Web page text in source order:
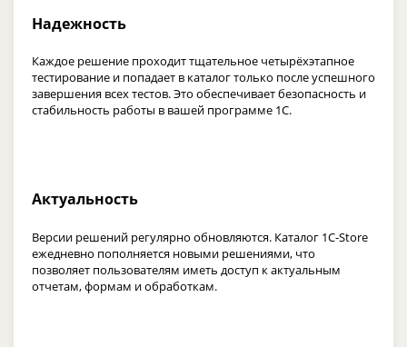
Надежность
Каждое решение проходит тщательное четырёхэтапное
тестирование и попадает в каталог только после успешного
завершения всех тестов. Это обеспечивает безопасность и
стабильность работы в вашей программе 1С.
Актуальность
Версии решений регулярно обновляются. Каталог 1С-Store
ежедневно пополняется новыми решениями, что
позволяет пользователям иметь доступ к актуальным
отчетам, формам и обработкам.